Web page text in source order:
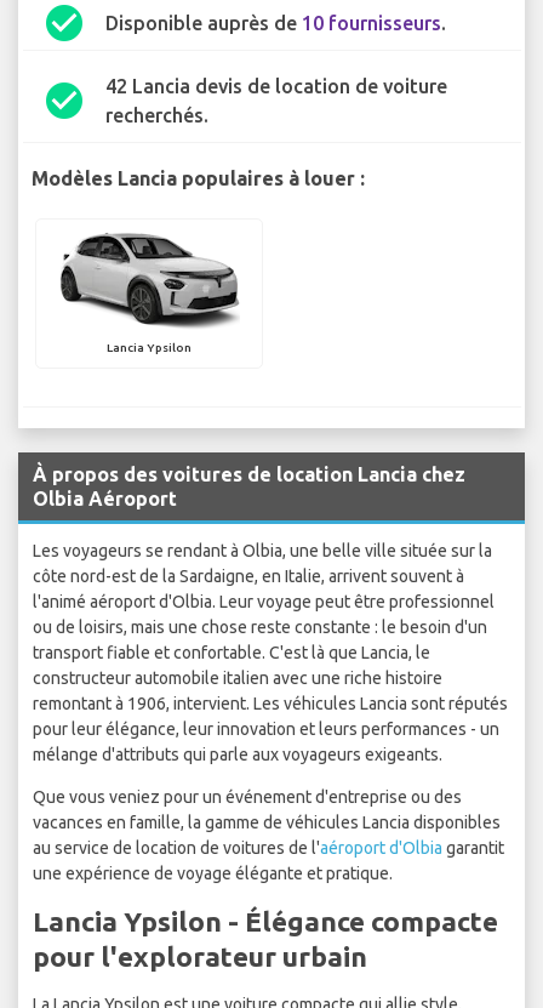
check_circle Disponible auprès de 10 fournisseurs.
check_circle
42 Lancia devis de location de voiture
recherchés.
Modèles Lancia populaires à louer :
Lancia Ypsilon
À propos des voitures de location Lancia chez
Olbia Aéroport
Les voyageurs se rendant à Olbia, une belle ville située sur la
côte nord-est de la Sardaigne, en Italie, arrivent souvent à
l'animé aéroport d'Olbia. Leur voyage peut être professionnel
ou de loisirs, mais une chose reste constante : le besoin d'un
transport fiable et confortable. C'est là que Lancia, le
constructeur automobile italien avec une riche histoire
remontant à 1906, intervient. Les véhicules Lancia sont réputés
pour leur élégance, leur innovation et leurs performances - un
mélange d'attributs qui parle aux voyageurs exigeants.
Que vous veniez pour un événement d'entreprise ou des
vacances en famille, la gamme de véhicules Lancia disponibles
au service de location de voitures de l'aéroport d'Olbia garantit
une expérience de voyage élégante et pratique.
Lancia Ypsilon - Élégance compacte
pour l'explorateur urbain